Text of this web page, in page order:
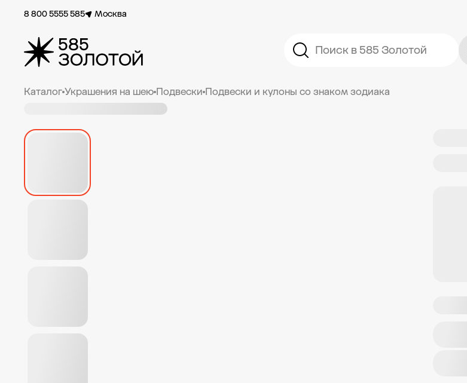
8 800 5555 585 Москва
Поиск в 585 Золотой
Каталог Украшения на шею Подвески Подвески и кулоны со знаком зодиака